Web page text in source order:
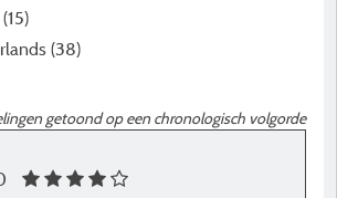
(38)
getoond op een chronologisch volgorde